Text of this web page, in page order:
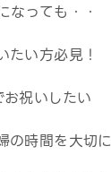
なっても・・
たい方必見！
祝いしたい
の時間を大切に